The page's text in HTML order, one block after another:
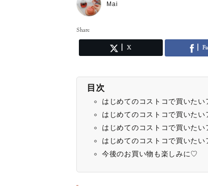
Mai
Share
X
目次
はじめてのコストコで買いた
はじめてのコストコで買いた
はじめてのコストコで買いた
はじめてのコストコで買いた
今後のお買い物も楽しみに♡